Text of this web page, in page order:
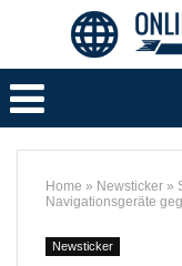
Home » Newsticker »
Navigationsgeräte
Newsticker